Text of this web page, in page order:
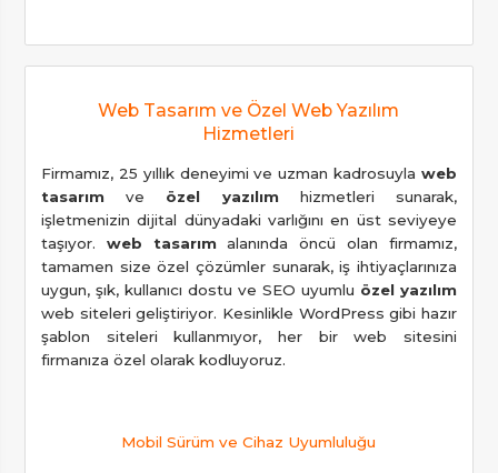
Web Tasarım ve Özel Web Yazılım
Hizmetleri
Firmamız, 25 yıllık deneyimi ve uzman kadrosuylaweb
tasarımve özel yazılımhizmetleri sunarak,
işletmenizin dijital dünyadaki varlığını en üst seviyeye
taşıyor. web tasarımalanında öncü olan firmamız,
tamamen size özel çözümler sunarak, iş ihtiyaçlarınıza
uygun, şık, kullanıcı dostu ve SEO uyumlu özel yazılım
web siteleri geliştiriyor. Kesinlikle WordPress gibi hazır
şablon siteleri kullanmıyor, her bir web sitesini
firmanıza özel olarak kodluyoruz.
Mobil Sürüm ve Cihaz Uyumluluğu